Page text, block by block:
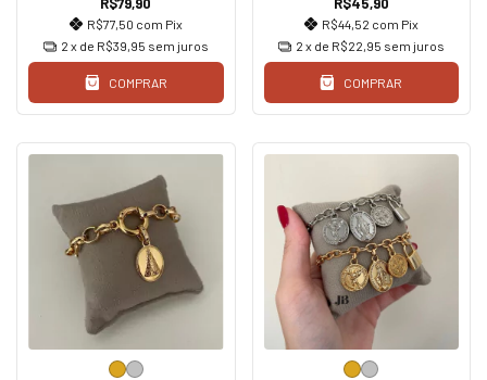
R$77,50 com Pix
2 x de R$39,95 sem juros
COMPRAR
R$44,52 com Pix
2 x de R$22,95 sem juros
COMPRAR